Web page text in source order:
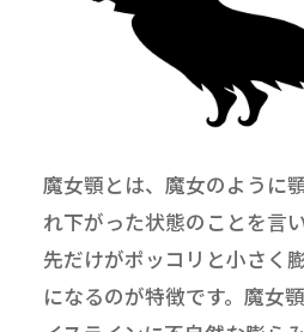
魔女顎とは、魔女のように
れ下がった状態のことを言
先だけがポッコリと小さく
になるのが特徴です。魔女